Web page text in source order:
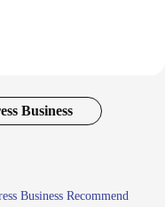
Business
Business Recommend